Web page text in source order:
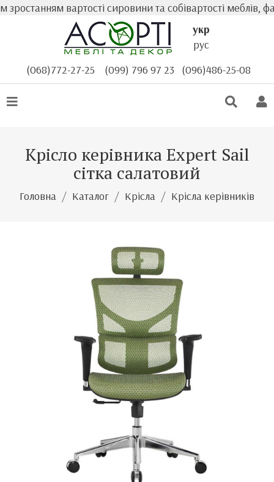
вартості сировини та собівартості меблів,
укр
рус
(068)772-27-25
(099) 796 97 23 (096)486-25-08
Крісло керівника Expert Sail
сітка салатовий
Головна Каталог Крісла Крісла керівників